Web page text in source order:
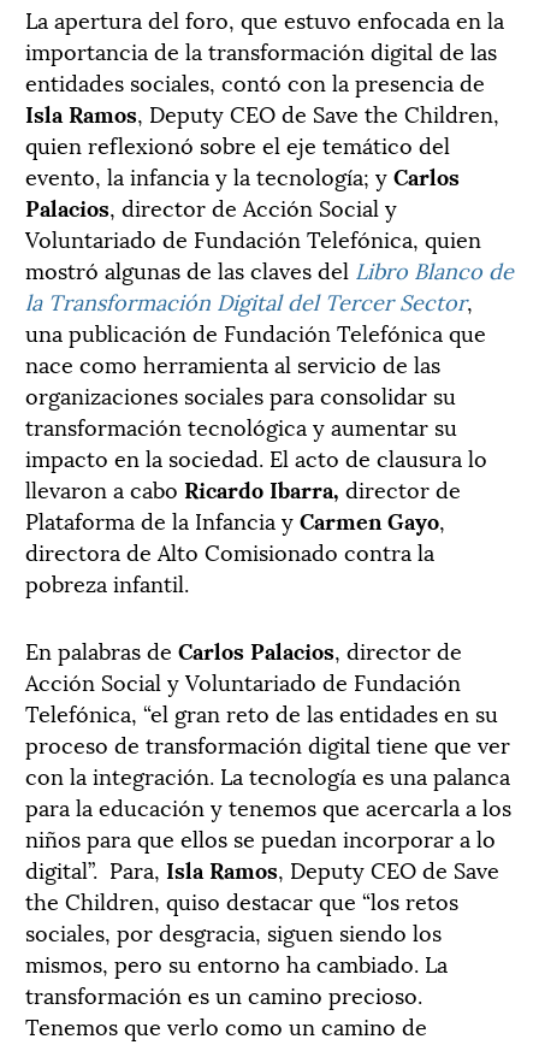
La apertura del foro, que estuvo enfocada en la
importancia de la transformación digital de las
entidades sociales, contó con la presencia de
Isla Ramos, Deputy CEO de Save the Children,
quien reflexionó sobre el eje temático del
evento, la infancia y la tecnología; yCarlos
Palacios, director de Acción Social y
Voluntariado de Fundación Telefónica, quien
mostró algunas de las claves del Libro Blanco de
la Transformación Digital del Tercer Sector,
una publicación de Fundación Telefónica que
nace como herramienta al servicio de las
organizaciones sociales para consolidar su
transformación tecnológica y aumentar su
impacto en la sociedad. El acto de clausura lo
llevaron a cabo Ricardo Ibarra, director de
Plataforma de la Infancia yCarmen Gayo,
directora de Alto Comisionado contra la
pobreza infantil.
En palabras de Carlos Palacios, director de
Acción Social y Voluntariado de Fundación
Telefónica, “el gran reto de las entidades en su
proceso de transformación digital tiene que ver
con la integración. La tecnología es una palanca
para la educación y tenemos que acercarla a los
niños para que ellos se puedan incorporar a lo
digital”. Para, Isla Ramos, Deputy CEO de Save
the Children, quiso destacar que “los retos
sociales, por desgracia, siguen siendo los
mismos, pero su entorno ha cambiado. La
transformación es un camino precioso.
Tenemos que verlo como un camino de